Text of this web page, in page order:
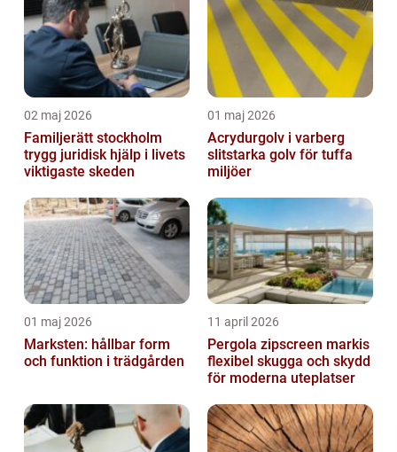
02 maj 2026
Familjerätt stockholm
trygg juridisk hjälp i livets
viktigaste skeden
01 maj 2026
Acrydurgolv i varberg
slitstarka golv för tuffa
miljöer
01 maj 2026
Marksten: hållbar form
och funktion i trädgården
11 april 2026
Pergola zipscreen markis
flexibel skugga och skydd
för moderna uteplatser